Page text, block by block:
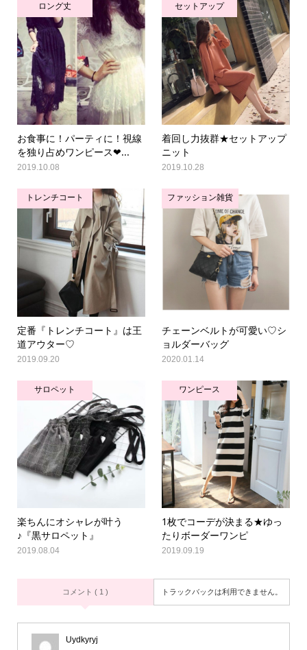
ロング丈
お食事に！パーティに！視線
を独り占めワンピース❤...
2019.10.08
セットアップ
着回し力抜群★セットアップ
ニット
2019.10.28
トレンチコート
定番『トレンチコート』は王
道アウター♡
2019.09.20
ファッション雑貨
チェーンベルトが可愛い♡シ
ョルダーバッグ
2020.01.14
サロペット
楽ちんにオシャレが叶う
♪『黒サロペット』
2019.08.04
ワンピース
1枚でコーデが決まる★ゆっ
たりボーダーワンピ
2019.09.19
コメント ( 1 ) トラックバックは利用できません。
Uydkyryj